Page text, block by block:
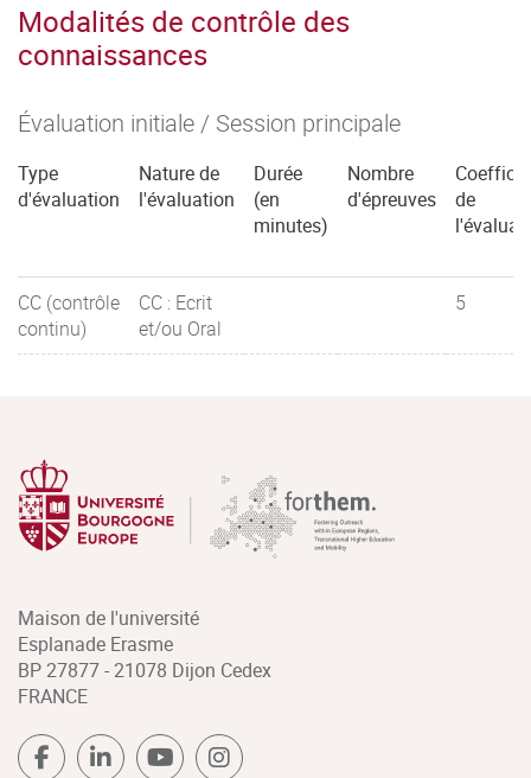
Modalités de contrôle des
connaissances
Évaluation initiale / Session principale
Type
d'évaluation
Nature de
l'évaluation
Durée
(en
minutes)
Nombre
d'épreuves
de
CC (contrôle
continu)
CC : Ecrit
et/ou Oral
5
Maison de l'université
Esplanade Erasme
BP 27877 - 21078 Dijon Cedex
FRANCE